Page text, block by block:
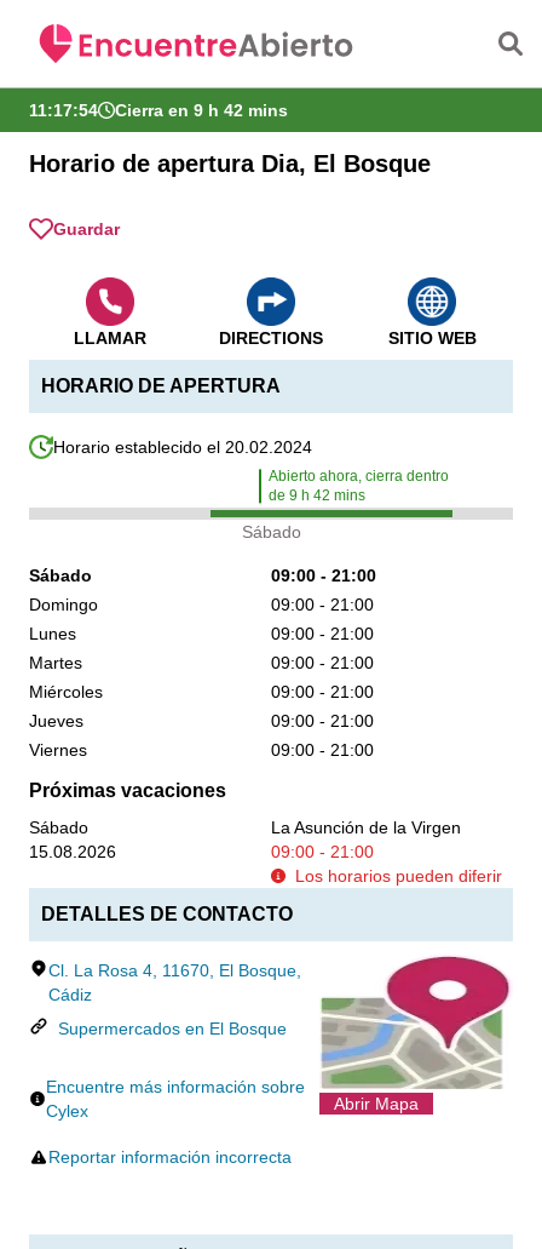
11:17:54 Cierra en 9 h 42 mins
Horario de apertura Dia, El Bosque
Guardar
HORARIO DE APERTURA
Horario establecido el 20.02.2024
Abierto ahora, cierra dentro
de9 h42 mins
Sábado
Sábado
09:00 - 21:00
Domingo
09:00 - 21:00
Lunes
09:00 - 21:00
Martes
09:00 - 21:00
Miércoles
09:00 - 21:00
Jueves
09:00 - 21:00
Viernes
09:00 - 21:00
Próximas vacaciones
Sábado
La Asunción de la Virgen
15.08.2026
09:00 - 21:00
Los horarios pueden diferir
DETALLES DE CONTACTO
Cl. La Rosa 4, 11670, El Bosque,
Cádiz
Supermercados en El Bosque
Encuentre más información sobre
Cylex
Reportar información incorrecta
Abrir Mapa
LLAMAR DIRECTIONS SITIO WEB